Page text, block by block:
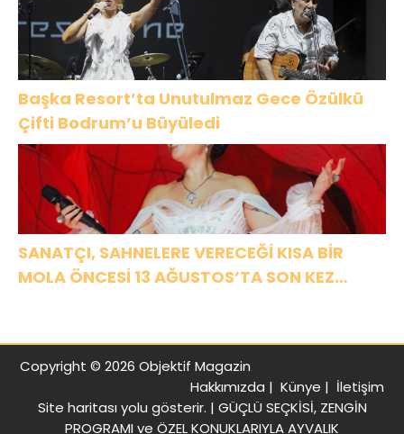
Başka Resort’ta Unutulmaz Gece Özülkü
Çifti Bodrum’u Büyüledi
SANATÇI, SAHNELERE VERECEĞİ KISA BİR
MOLA ÖNCESİ 13 AĞUSTOS’TA SON KEZ
Copyright © 2026 Objektif Magazin
Hakkımızda | Künye | İletişim
Site haritası yolu gösterir. | GÜÇLÜ SEÇKİSİ, ZENGİN
PROGRAMI ve ÖZEL KONUKLARIYLA AYVALIK